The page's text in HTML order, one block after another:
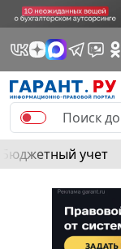
Бюджетный учет